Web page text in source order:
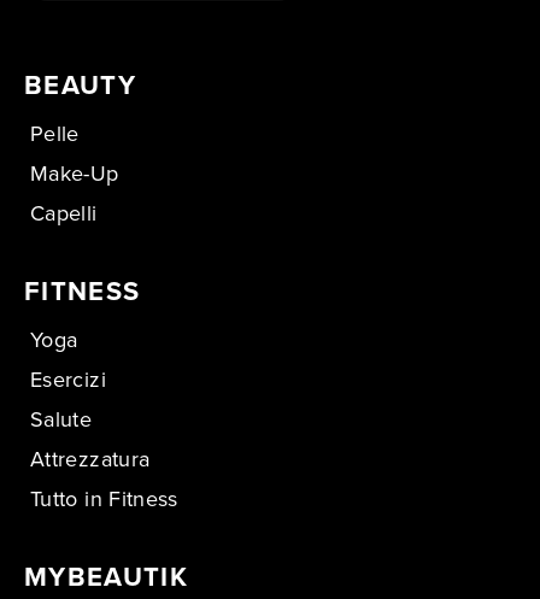
BEAUTY
Pelle
Make-Up
Capelli
FITNESS
Yoga
Esercizi
Salute
Attrezzatura
Tutto in Fitness
MYBEAUTIK